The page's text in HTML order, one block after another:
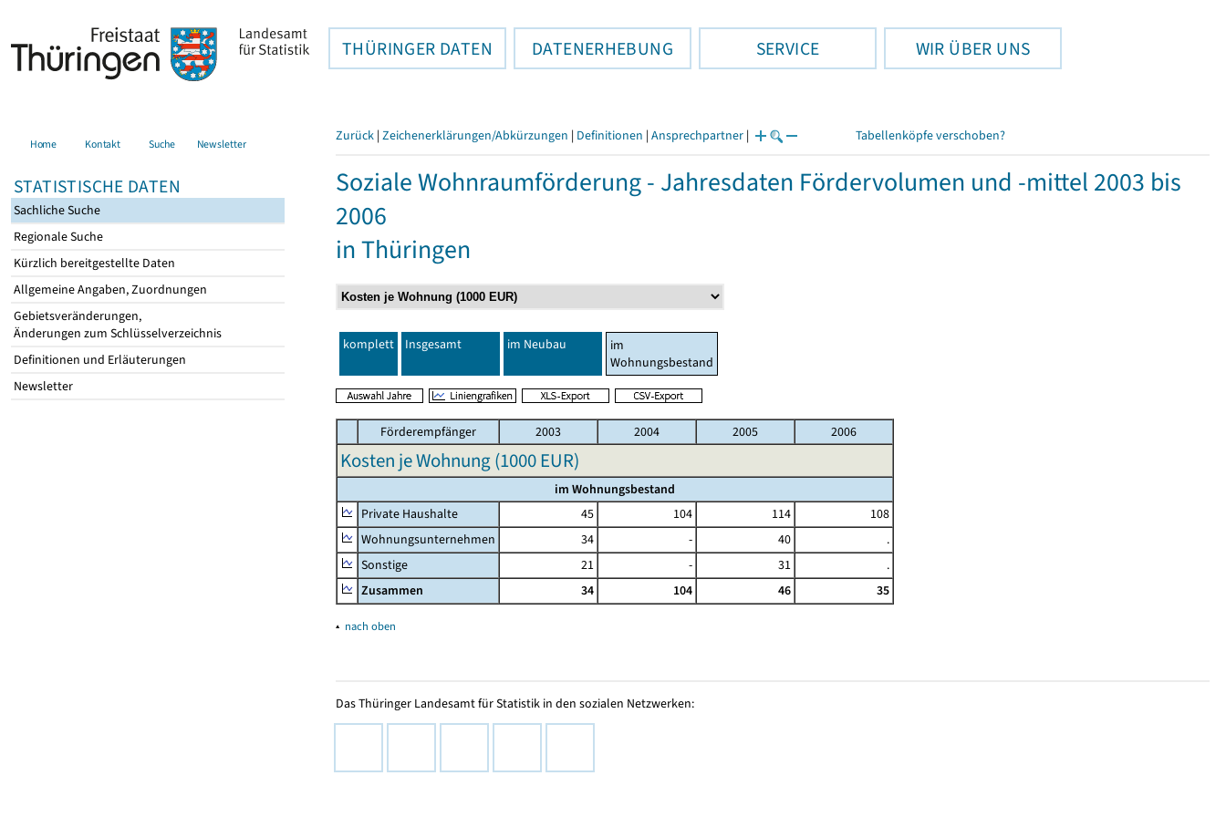
THÜRINGER DATEN DATENERHEBUNG SERVICE WIR ÜBER UNS
Home Kontakt Suche Newsletter
STATISTISCHE DATEN
Sachliche Suche
Regionale Suche
Kürzlich bereitgestellte Daten
Allgemeine Angaben, Zuordnungen
Gebietsveränderungen,
Änderungen zum Schlüsselverzeichnis
Definitionen und Erläuterungen
Newsletter
Zurück | Zeichenerklärungen/Abkürzungen | Definitionen | Ansprechpartner | Tabellenköpfe verschoben?
Soziale Wohnraumförderung - Jahresdaten Fördervolumen und -mittel 2003 bis
2006
in Thüringen
komplett Insgesamt im Neubau
im
Wohnungsbestand
Förderempfänger 2003 2004 2005 2006
Kosten je Wohnung (1000 EUR)
im Wohnungsbestand
Private Haushalte
45 104 114
108
Wohnungsunternehmen
34 - 40
.
Sonstige
21 - 31
.
Zusammen
34 104 46 35
▴ nach oben
Das Thüringer Landesamt für Statistik in den sozialen Netzwerken: